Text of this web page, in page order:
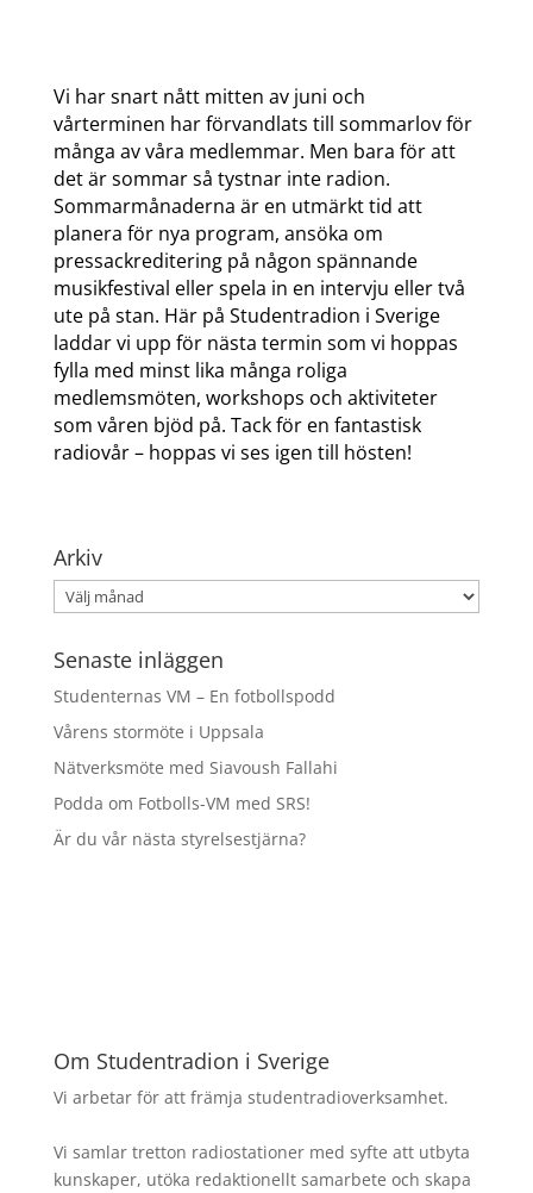
Vi har snart nått mitten av juni och
vårterminen har förvandlats till sommarlov för
många av våra medlemmar. Men bara för att
det är sommar så tystnar inte radion.
Sommarmånaderna är en utmärkt tid att
planera för nya program, ansöka om
pressackreditering på någon spännande
musikfestival eller spela in en intervju eller två
ute på stan. Här på Studentradion i Sverige
laddar vi upp för nästa termin som vi hoppas
fylla med minst lika många roliga
medlemsmöten, workshops och aktiviteter
som våren bjöd på. Tack för en fantastisk
radiovår – hoppas vi ses igen till hösten!
Arkiv
Arkiv
Senaste inläggen
Studenternas VM – En fotbollspodd
Vårens stormöte i Uppsala
Nätverksmöte med Siavoush Fallahi
Podda om Fotbolls-VM med SRS!
Är du vår nästa styrelsestjärna?
Om Studentradion i Sverige
Vi arbetar för att främja studentradioverksamhet.
Vi samlar tretton radiostationer med syfte att utbyta
kunskaper, utöka redaktionellt samarbete och skapa